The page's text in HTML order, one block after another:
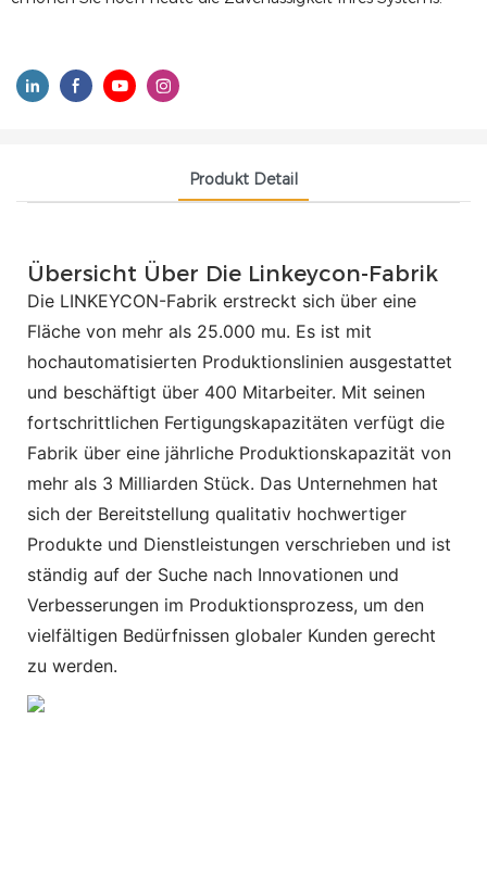
Produkt Detail
Übersicht Über Die Linkeycon-Fabrik
Die LINKEYCON-Fabrik erstreckt sich über eine
Fläche von mehr als 25.000 mu. Es ist mit
hochautomatisierten Produktionslinien ausgestattet
und beschäftigt über 400 Mitarbeiter. Mit seinen
fortschrittlichen Fertigungskapazitäten verfügt die
Fabrik über eine jährliche Produktionskapazität von
mehr als 3 Milliarden Stück. Das Unternehmen hat
sich der Bereitstellung qualitativ hochwertiger
Produkte und Dienstleistungen verschrieben und ist
ständig auf der Suche nach Innovationen und
Verbesserungen im Produktionsprozess, um den
vielfältigen Bedürfnissen globaler Kunden gerecht
zu werden.